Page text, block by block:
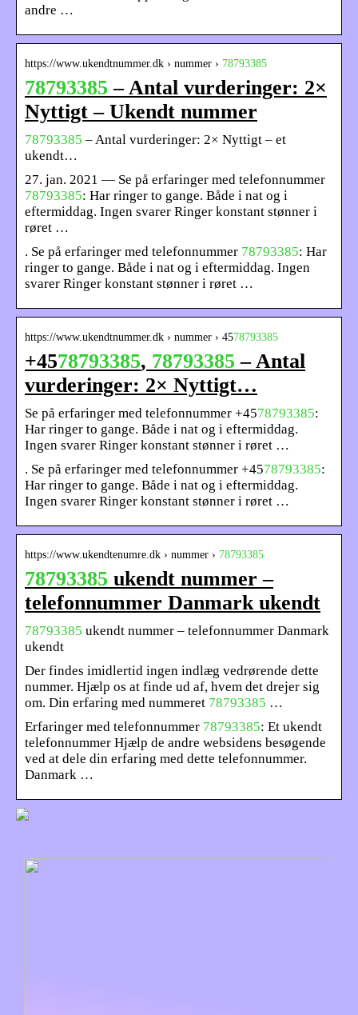
andre …
https://www.ukendtnummer.dk › nummer › 78793385
78793385 – Antal vurderinger: 2×
Nyttigt – Ukendt nummer
78793385 – Antal vurderinger: 2× Nyttigt – et
ukendt…
27. jan. 2021 — Se på erfaringer med telefonnummer
78793385: Har ringer to gange. Både i nat og i
eftermiddag. Ingen svarer Ringer konstant stønner i
røret …
. Se på erfaringer med telefonnummer 78793385: Har
ringer to gange. Både i nat og i eftermiddag. Ingen
svarer Ringer konstant stønner i røret …
https://www.ukendtnummer.dk › nummer › 4578793385
+4578793385, 78793385 – Antal
vurderinger: 2× Nyttigt…
Se på erfaringer med telefonnummer +4578793385:
Har ringer to gange. Både i nat og i eftermiddag.
Ingen svarer Ringer konstant stønner i røret …
. Se på erfaringer med telefonnummer +4578793385:
Har ringer to gange. Både i nat og i eftermiddag.
Ingen svarer Ringer konstant stønner i røret …
https://www.ukendtenumre.dk › nummer › 78793385
78793385 ukendt nummer –
telefonnummer Danmark ukendt
78793385 ukendt nummer – telefonnummer Danmark
ukendt
Der findes imidlertid ingen indlæg vedrørende dette
nummer. Hjælp os at finde ud af, hvem det drejer sig
om. Din erfaring med nummeret 78793385 …
Erfaringer med telefonnummer 78793385: Et ukendt
telefonnummer Hjælp de andre websidens besøgende
ved at dele din erfaring med dette telefonnummer.
Danmark …